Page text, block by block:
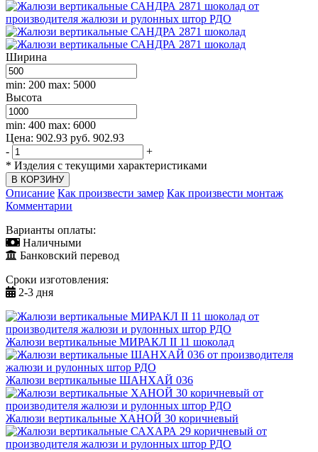
Ширина
min: 200 max: 5000
Высота
min: 400 max: 6000
Цена: 902.93 руб. 902.93
-
+
* Изделия с текущими характеристиками
Описание Как произвести замер Как произвести монтаж
Комментарии
Варианты оплаты:
Наличными
Банковский перевод
Сроки изготовления:
2-3 дня
Жалюзи вертикальные МИРАКЛ II 11 шоколад
Жалюзи вертикальные ШАНХАЙ 036
Жалюзи вертикальные ХАНОЙ 30 коричневый